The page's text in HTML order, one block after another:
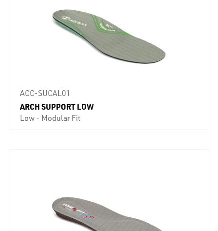
ACC-SUCAL01
ARCH SUPPORT LOW
Low - Modular Fit